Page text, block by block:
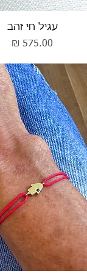
תצוגה מהירה
עגיל חי זהב
מחיר